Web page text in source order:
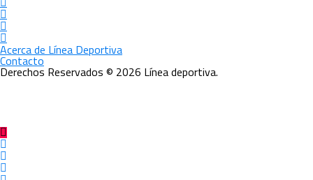
Acerca de Línea Deportiva
Contacto
Derechos Reservados © 2026 Línea deportiva.